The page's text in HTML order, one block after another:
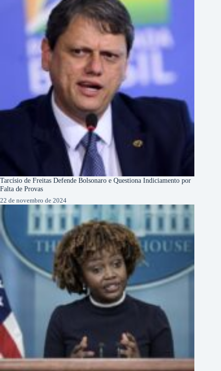
Tarcísio de Freitas Defende Bolsonaro e Questiona Indiciamento por
Falta de Provas
22 de novembro de 2024